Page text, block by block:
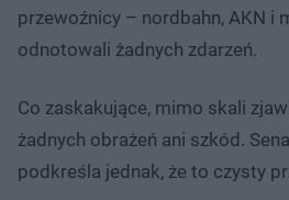
przewoźnicy – nordbahn, AKN i
odnotowali żadnych zdarzeń.
Co zaskakujące, mimo skali
żadnych obrażeń ani szkód.
podkreśla jednak, że to czysty